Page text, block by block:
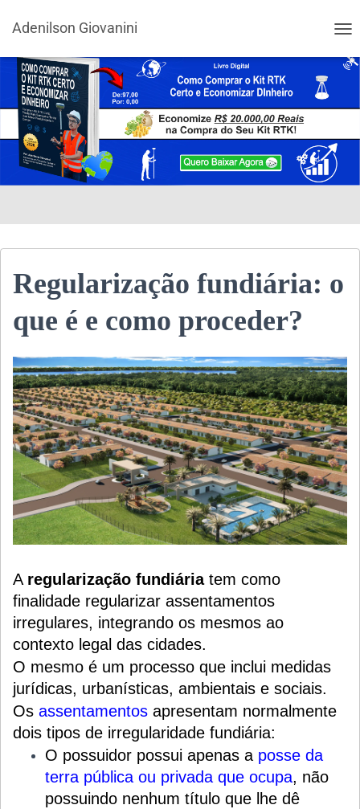
Adenilson Giovanini
Regularização fundiária: o
que é e como proceder?
A regularização fundiáriatem como
finalidade regularizar assentamentos
irregulares, integrando os mesmos ao
contexto legal das cidades.
O mesmo é um processo que inclui medidas
jurídicas, urbanísticas, ambientais e sociais.
Os assentamentos apresentam normalmente
dois tipos de irregularidade fundiária:
O possuidor possui apenas a posse da
terra pública ou privada que ocupa, não
possuindo nenhum título que lhe dê